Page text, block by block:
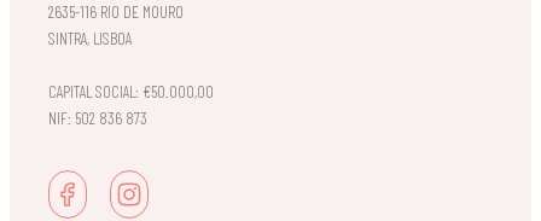
2635-116 RIO DE MOURO
SINTRA, LISBOA
CAPITAL SOCIAL: €50.000,00
NIF: 502 836 873